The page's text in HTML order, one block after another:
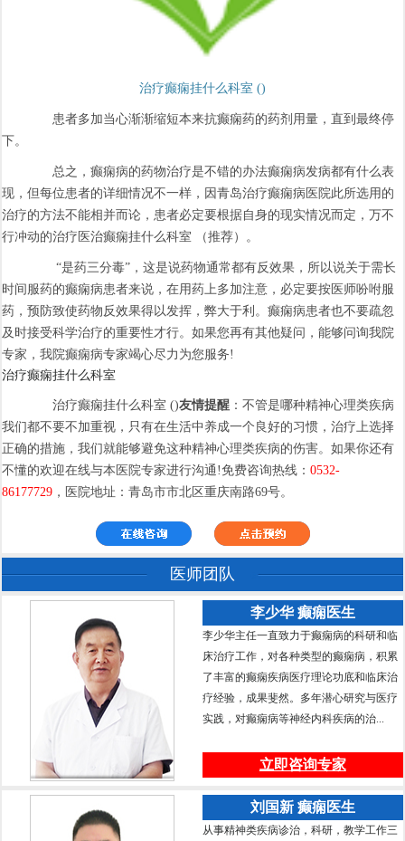
治疗癫痫挂什么科室 ()
患者多加当心渐渐缩短本来抗癫痫药的药剂用量，直到最终停
下。
总之，癫痫病的药物治疗是不错的办法癫痫病发病都有什么表
现，但每位患者的详细情况不一样，因青岛治疗癫痫病医院此所选用的
治疗的方法不能相并而论，患者必定要根据自身的现实情况而定，万不
行冲动的治疗医治癫痫挂什么科室 （推荐）。
“是药三分毒”，这是说药物通常都有反效果，所以说关于需长
时间服药的癫痫病患者来说，在用药上多加注意，必定要按医师吩咐服
药，预防致使药物反效果得以发挥，弊大于利。癫痫病患者也不要疏忽
及时接受科学治疗的重要性才行。如果您再有其他疑问，能够问询我院
专家，我院癫痫病专家竭心尽力为您服务!
治疗癫痫挂什么科室
治疗癫痫挂什么科室 ()友情提醒 ：不管是哪种精神心理类疾病
我们都不要不加重视，只有在生活中养成一个良好的习惯，治疗上选择
正确的措施，我们就能够避免这种精神心理类疾病的伤害。如果你还有
不懂的欢迎在线与本医院专家进行沟通!免费咨询热线：0532-
86177729 ，医院地址：青岛市市北区重庆南路69号。
医师团队
李少华 癫痫医生
李少华主任一直致力于癫痫病的科研和临
床治疗工作，对各种类型的癫痫病，积累
了丰富的癫痫疾病医疗理论功底和临床治
疗经验，成果斐然。多年潜心研究与医疗
实践，对癫痫病等神经内科疾病的治...
立即咨询专家
刘国新 癫痫医生
从事精神类疾病诊治，科研，教学工作三